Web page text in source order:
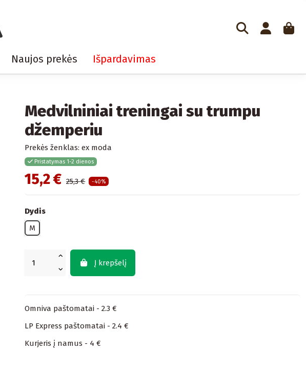
Naujos prekės Išpardavimas
Medvilniniai treningai su trumpu
džemperiu
Prekės ženklas: ex moda
Pristatymas 1-2 dienos
15,2 € 25,3 € -40%
Dydis
M
Į krepšelį
Omniva paštomatai - 2.3 €
LP Express paštomatai - 2.4 €
Kurjeris į namus - 4 €